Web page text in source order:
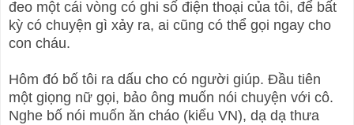
đeo một cái vòng có ghi số điện thoại của tôi, để bất
kỳ có chuyện gì xảy ra, ai cũng có thể gọi ngay cho
con cháu.
Hôm đó bố tôi ra dấu cho có người giúp. Đầu tiên
một giọng nữ gọi, bảo ông muốn nói chuyện với cô.
Nghe bố nói muốn ăn cháo (kiểu VN), dạ dạ thưa